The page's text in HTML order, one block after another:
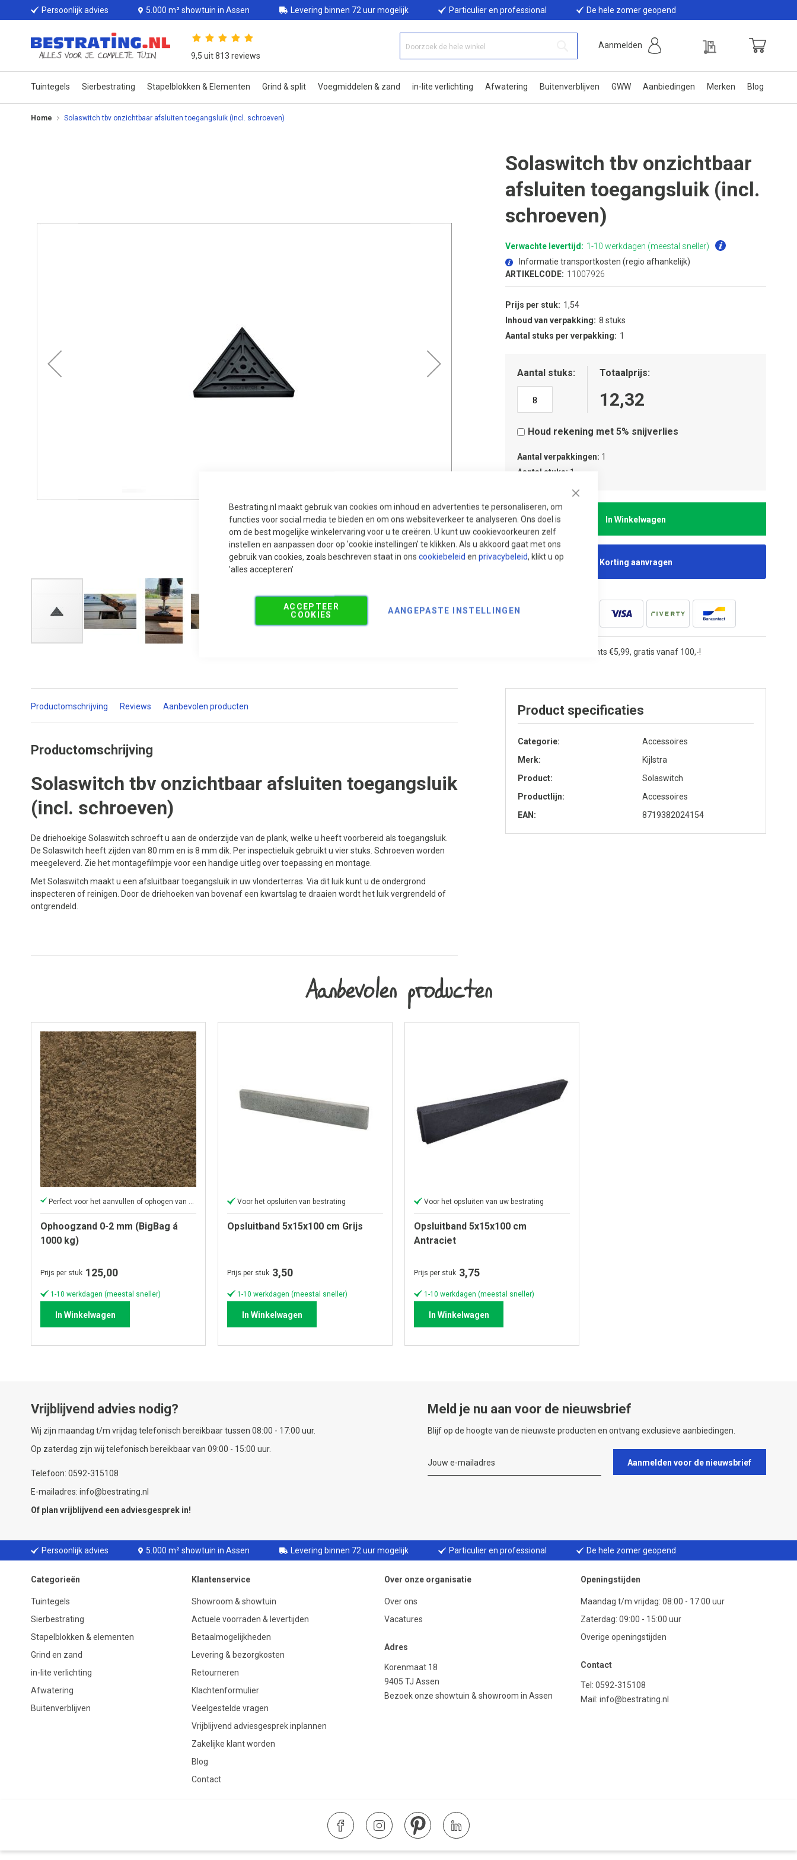
Bestrating.nl maakt gebruik van cookies om inhoud en advertenties te personaliseren, om
functies voor social media te bieden en om ons websiteverkeer te analyseren. Ons doel is
om de best mogelijke winkelervaring voor u te creëren. U kunt uw cookievoorkeuren zelf
instellen en aanpassen door op 'cookie instellingen' te klikken. Als u akkoord gaat met ons
gebruik van cookies, zoals beschreven staat in ons cookiebeleid en privacybeleid, klikt u op
'alles accepteren'
ACCEPTEER
COOKIES
AANGEPASTE INSTELLINGEN
Persoonlijk advies 5.000 m² showtuin in Assen Levering binnen 72 uur mogelijk Particulier en professional De hele zomer geopend
9,5 uit 813 reviews
Aanmelden
Tuintegels Sierbestrating Stapelblokken & Elementen Grind & split Voegmiddelen & zand in-lite verlichting Afwatering Buitenverblijven GWW Aanbiedingen Merken Blog
Home Solaswitch tbv onzichtbaar afsluiten toegangsluik (incl. schroeven)
de
gallerij
Solaswitch tbv onzichtbaar
afsluiten toegangsluik (incl.
schroeven)
Verwachte levertijd: 1-10 werkdagen (meestal sneller)
Informatie transportkosten (regio afhankelijk)
ARTIKELCODE: 11007926
Prijs per stuk
1,54
Inhoud van verpakking
8 stuks
Aantal stuks per verpakking
1
Aantal stuks Totaalprijs
12,32
Houd rekening met 5% snijverlies
Aantal verpakkingen 1
Aantal stuks 1
In Winkelwagen
Korting aanvragen
Verzendkosten slechts €5,99, gratis vanaf 100,-!
Productomschrijving Reviews Aanbevolen producten
Productomschrijving
Solaswitch tbv onzichtbaar afsluiten toegangsluik
(incl. schroeven)
De driehoekige Solaswitch schroeft u aan de onderzijde van de plank, welke u heeft voorbereid als toegangsluik.
De Solaswitch heeft zijden van 80 mm en is 8 mm dik. Per inspectieluik gebruikt u vier stuks. Schroeven worden
meegeleverd. Zie het montagefilmpje voor een handige uitleg over toepassing en montage.
Met Solaswitch maakt u een afsluitbaar toegangsluik in uw vlonderterras. Via dit luik kunt u de ondergrond
inspecteren of reinigen. Door de driehoeken van bovenaf een kwartslag te draaien wordt het luik vergrendeld of
ontgrendeld.
Product specificaties
Categorie
Accessoires
Merk
Kijlstra
Product
Solaswitch
Productlijn
Accessoires
EAN
8719382024154
Aanbevolen producten
Perfect voor het aanvullen of ophogen van elk oppervlak
Ophoogzand 0-2 mm (BigBag á
1000 kg)
Prijs per stuk 125,00
1-10 werkdagen (meestal sneller)
In Winkelwagen
Voor het opsluiten van bestrating
Opsluitband 5x15x100 cm Grijs
Prijs per stuk 3,50
1-10 werkdagen (meestal sneller)
In Winkelwagen
Voor het opsluiten van uw bestrating
Opsluitband 5x15x100 cm
Antraciet
Prijs per stuk 3,75
1-10 werkdagen (meestal sneller)
In Winkelwagen
Vrijblijvend advies nodig?
Wij zijn maandag t/m vrijdag telefonisch bereikbaar tussen 08:00 - 17:00 uur.
Op zaterdag zijn wij telefonisch bereikbaar van 09:00 - 15:00 uur.
Telefoon: 0592-315108
E-mailadres: info@bestrating.nl
Of plan vrijblijvend een adviesgesprek in!
Meld je nu aan voor de nieuwsbrief
Blijf op de hoogte van de nieuwste producten en ontvang exclusieve aanbiedingen.
Aanmelden voor de nieuwsbrief
Persoonlijk advies 5.000 m² showtuin in Assen Levering binnen 72 uur mogelijk Particulier en professional De hele zomer geopend
Categorieën
Tuintegels
Sierbestrating
Stapelblokken & elementen
Grind en zand
in-lite verlichting
Afwatering
Buitenverblijven
Klantenservice
Showroom & showtuin
Actuele voorraden & levertijden
Betaalmogelijkheden
Levering & bezorgkosten
Retourneren
Klachtenformulier
Veelgestelde vragen
Vrijblijvend adviesgesprek inplannen
Zakelijke klant worden
Blog
Contact
Over onze organisatie
Over ons
Vacatures
Adres
Korenmaat 18
9405 TJ Assen
Bezoek onze showtuin & showroom in Assen
Openingstijden
Maandag t/m vrijdag: 08:00 - 17:00 uur
Zaterdag: 09:00 - 15:00 uur
Overige openingstijden
Contact
Tel: 0592-315108
Mail: info@bestrating.nl